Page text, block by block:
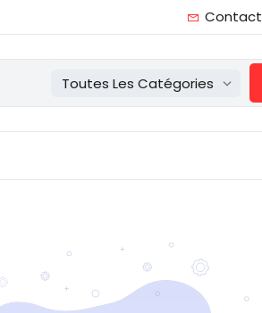
Contact
Toutes Les Catégories